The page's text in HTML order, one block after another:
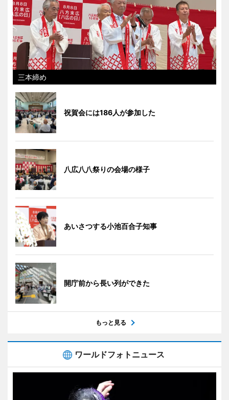
三本締め
祝賀会には186人が参加した
八広八八祭りの会場の様子
あいさつする小池百合子知事
開庁前から長い列ができた
もっと見る
ワールドフォトニュース